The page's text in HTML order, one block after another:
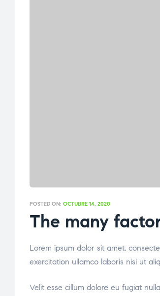
POSTED ON: OCTUBRE 14, 2020
The many
Lorem ipsum dolor sit amet,
exercitation ullamco laboris nisi ut
Velit esse cillum dolore eu fugiat